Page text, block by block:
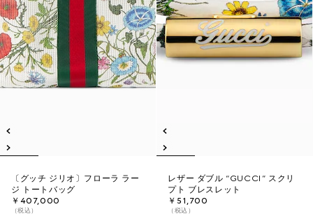
〔グッチ ジリオ〕フローラ ラー
ジ トートバッグ
￥407,000
（税込）
レザー ダブル “GUCCI” スクリ
プト ブレスレット
￥51,700
（税込）